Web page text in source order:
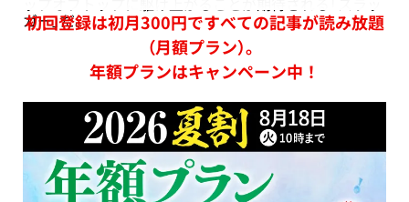
ガー」だ。
初回登録は初月300円ですべての記事が読み放題
（月額プラン）。
年額プランはキャンペーン中！